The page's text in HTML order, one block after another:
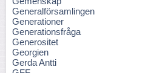
Generalförsamlingen
Generationer
Generationsfråga
Generositet
Georgien
Gerda Antti